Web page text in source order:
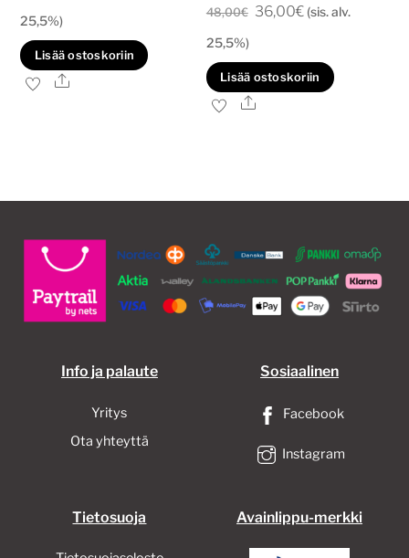
oli:
40,00€.
on:
30,00€.
25,5%)
Lisää ostoskoriin
Ale
48,00€ Alkuperäinen
oli:
48,00€.
36,00€Nykyinen
on:
36,00€.
(sis. alv.
25,5%)
Lisää ostoskoriin
Ale
Info ja palaute
Yritys
Ota yhteyttä
Sosiaalinen
Facebook
Instagram
Tietosuoja Avainlippu-merkki